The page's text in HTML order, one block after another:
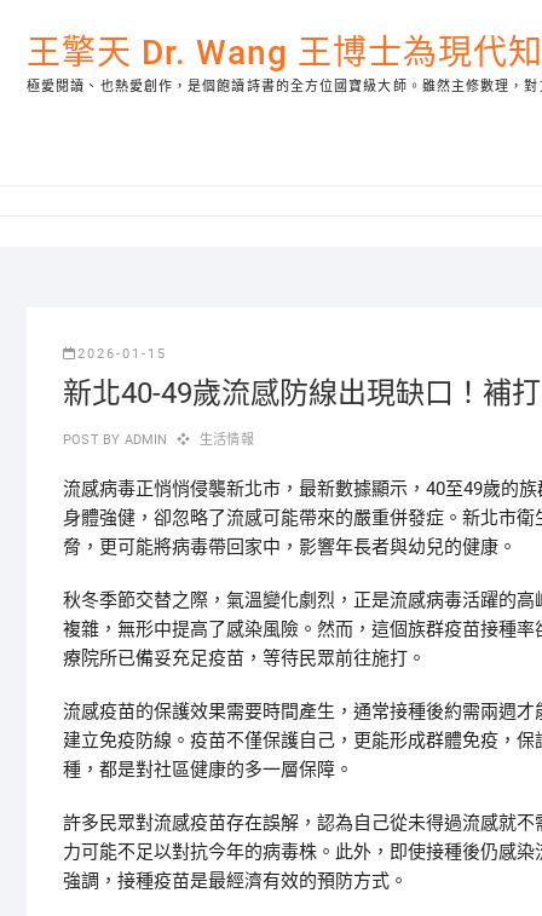
content王擎天 Dr. Wang 王博士為現代
極愛閱讀、也熱愛創作，是個飽讀詩書的全方位國寶級大師。雖然主修數理，
2026-01-15
新北40-49歲流感防線出現缺口！補
POST BY ADMIN 生活情報
流感病毒正悄悄侵襲新北市，最新數據顯示，40至49歲的
身體強健，卻忽略了流感可能帶來的嚴重併發症。新北市
脅，更可能將病毒帶回家中，影響年長者與幼兒的健康。
秋冬季節交替之際，氣溫變化劇烈，正是流感病毒活躍的
複雜，無形中提高了感染風險。然而，這個族群疫苗接種
療院所已備妥充足疫苗，等待民眾前往施打。
流感疫苗的保護效果需要時間產生，通常接種後約需兩週
建立免疫防線。疫苗不僅保護自己，更能形成群體免疫，
種，都是對社區健康的多一層保障。
許多民眾對流感疫苗存在誤解，認為自己從未得過流感就
力可能不足以對抗今年的病毒株。此外，即使接種後仍感
強調，接種疫苗是最經濟有效的預防方式。